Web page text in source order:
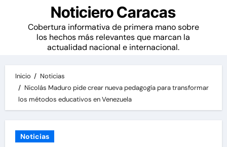
Noticiero Caracas
Cobertura informativa de primera mano sobre
los hechos más relevantes que marcan la
actualidad nacional e internacional.
Inicio
Noticias
Nicolás Maduro pide crear nueva pedagogía para transformar
los métodos educativos en Venezuela
Noticias